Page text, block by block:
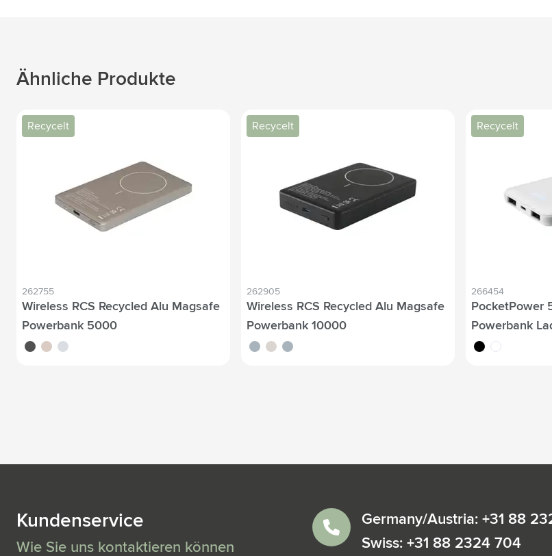
Ähnliche Produkte
Recycelt
262755
Wireless RCS Recycled Alu Magsafe
Powerbank 5000
noir titanebleu nordique
Recycelt
262905
Wireless RCS Recycled Alu Magsafe
Powerbank 10000
noir titanebleu nordique
Recycelt
266454
PocketPower
Powerbank
noir blanc
Kundenservice
Wie Sie uns kontaktieren können
Germany/Austria: +31 88
Swiss: +31 88 2324 704